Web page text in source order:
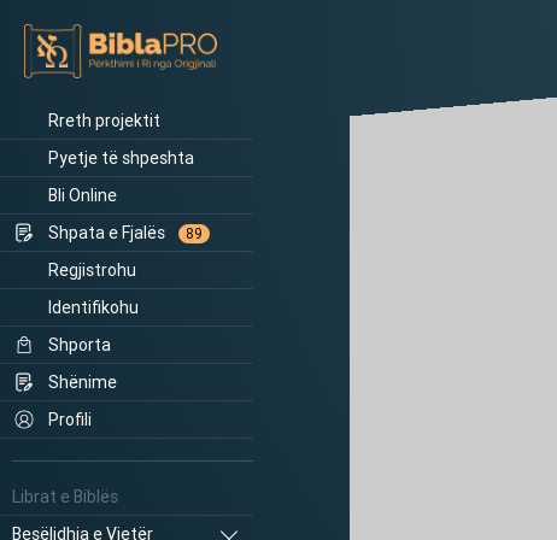
Rreth projektit
Pyetje të shpeshta
Bli Online
Shpata e Fjalës
89
Regjistrohu
Identifikohu
Shporta
Shënime
Profili
Librat e Biblës
Besëlidhja e Vjetër